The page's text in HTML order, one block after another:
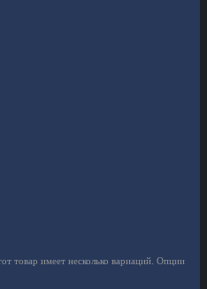
товар имеет несколько вариаций. Опции